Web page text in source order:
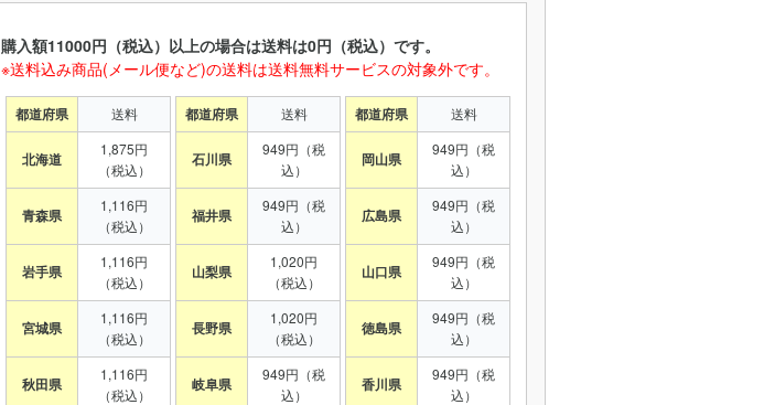
購入額11000円（税込）以上の場合は送料は0円（税込）です。
※送料込み商品(メール便など)の送料は送料無料サービスの対象外です。
都道府県 送料
北海道
1,875円
（税込）
青森県
1,116円
（税込）
岩手県
1,116円
（税込）
宮城県
1,116円
（税込）
秋田県
1,116円
（税込）
都道府県 送料
石川県
949円（税
込）
福井県
949円（税
込）
山梨県
1,020円
（税込）
長野県
1,020円
（税込）
岐阜県
949円（税
込）
都道府県 送料
岡山県
949円（税
込）
広島県
949円（税
込）
山口県
949円（税
込）
徳島県
949円（税
込）
香川県
949円（税
込）